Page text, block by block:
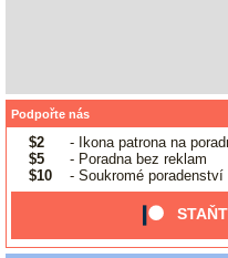
Podpořte nás
$2
- Ikona patrona na
$5
- Poradna bez reklam
$10
- Soukromé poradenství